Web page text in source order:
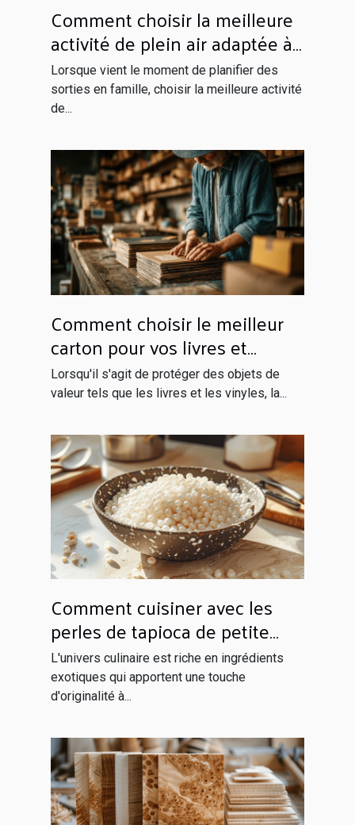
Comment choisir la meilleure
activité de plein air adaptée à
votre famille ?
Lorsque vient le moment de planifier des
sorties en famille, choisir la meilleure activité
de...
Comment choisir le meilleur
carton pour vos livres et
vinyles
Lorsqu'il s'agit de protéger des objets de
valeur tels que les livres et les vinyles, la...
Comment cuisiner avec les
perles de tapioca de petite
taille
L'univers culinaire est riche en ingrédients
exotiques qui apportent une touche
d'originalité à...